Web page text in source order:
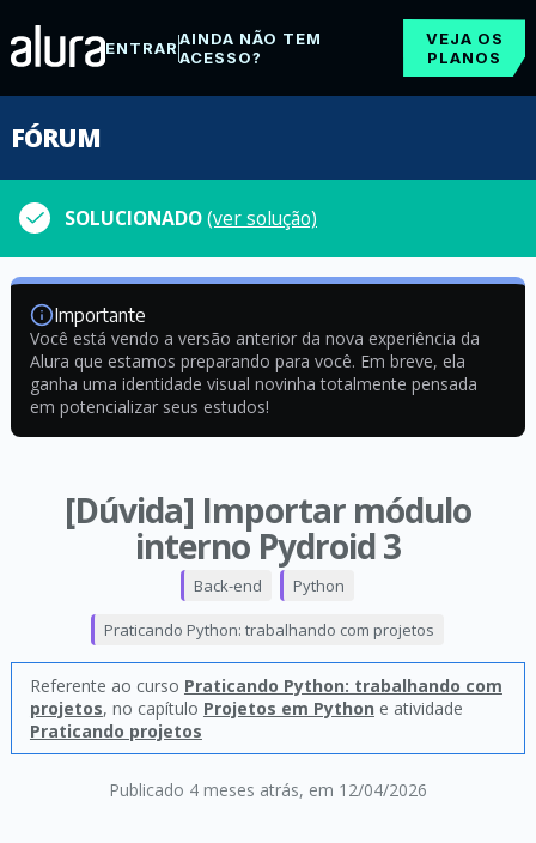
ENTRARAINDA NÃO TEM
ACESSO?
VEJA OS
PLANOS
FÓRUM
SOLUCIONADO(ver solução)
Importante
Você está vendo a versão anterior da nova experiência da
Alura que estamos preparando para você. Em breve, ela
ganha uma identidade visual novinha totalmente pensada
em potencializar seus estudos!
[Dúvida] Importar módulo
interno Pydroid 3
Publicado 4 meses atrás, em 12/04/2026
Back-end Python
Praticando Python: trabalhando com projetos
Referente ao curso Praticando Python: trabalhando com
projetos, no capítulo Projetos em Python e atividade
Praticando projetos